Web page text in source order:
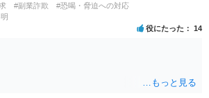
#副業詐欺
#恐喝・脅迫への対応
役にたった 14